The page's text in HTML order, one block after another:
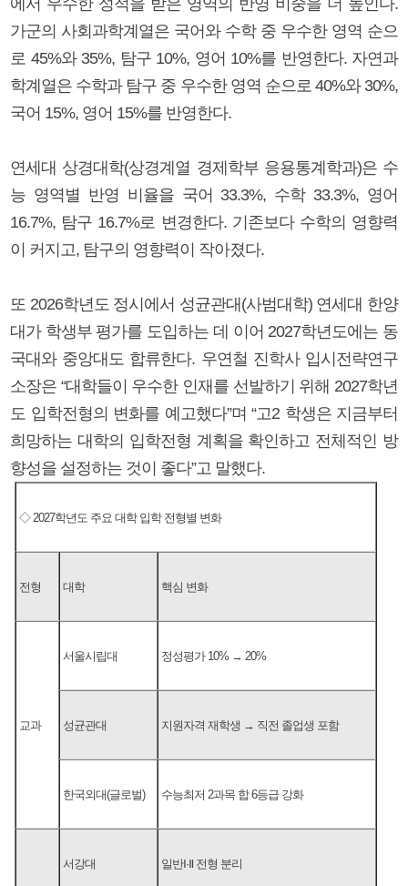
가군의 사회과학계열은 국어와 수학 중 우수한 영역 순으
로 45%와 35%, 탐구 10%, 영어 10%를 반영한다. 자연과
학계열은 수학과 탐구 중 우수한 영역 순으로 40%와 30%,
국어 15%, 영어 15%를 반영한다.
연세대 상경대학(상경계열 경제학부 응용통계학과)은 수
능 영역별 반영 비율을 국어 33.3%, 수학 33.3%, 영어
16.7%, 탐구 16.7%로 변경한다. 기존보다 수학의 영향력
이 커지고, 탐구의 영향력이 작아졌다.
또 2026학년도 정시에서 성균관대(사범대학) 연세대 한양
대가 학생부 평가를 도입하는 데 이어 2027학년도에는 동
국대와 중앙대도 합류한다. 우연철 진학사 입시전략연구
소장은 “대학들이 우수한 인재를 선발하기 위해 2027학년
도 입학전형의 변화를 예고했다”며 “고2 학생은 지금부터
희망하는 대학의 입학전형 계획을 확인하고 전체적인 방
향성을 설정하는 것이 좋다”고 말했다.
◇ 2027학년도 주요 대학 입학 전형별 변화
전형 대학 핵심 변화
교과
서울시립대 정성평가 10% → 20%
성균관대 지원자격 재학생 → 직전 졸업생 포함
한국외대(글로벌) 수능최저 2과목 합 6등급 강화
서강대 일반Ⅰ·Ⅱ 전형 분리